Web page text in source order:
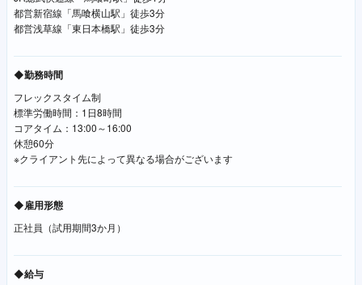
都営新宿線「馬喰横山駅」徒歩3分
都営浅草線「東日本橋駅」徒歩3分
◆勤務時間
フレックスタイム制
標準労働時間：1日8時間
コアタイム：13:00～16:00
休憩60分
※クライアント先によって異なる場合がございます
◆雇用形態
正社員（試用期間3か月）
◆給与